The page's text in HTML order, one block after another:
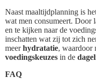
Naast maaltijdplanning is
wat men consumeert. Door
en te kijken naar de
inschatten wat zij tot zich
meerhydratatie, waardoor
voedingskeuzes in de
FAQ